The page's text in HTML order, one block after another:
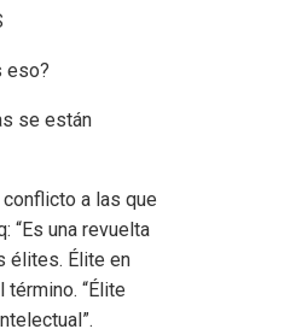
eso?
se están
a las que
“Es una revuelta
élites. Élite en
“Élite